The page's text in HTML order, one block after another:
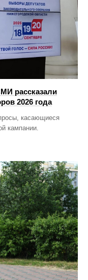
рассказали
2026 года
касающиеся
кампании.